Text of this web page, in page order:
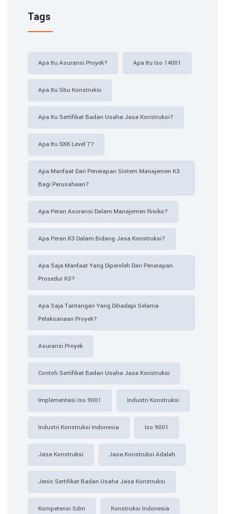
Tags
Apa Itu Asuransi Proyek? Apa Itu Iso 14001
Apa Itu Sbu Konstruksi
Apa Itu Sertifikat Badan Usaha Jasa Konstruksi?
Apa Itu SKK Level 7?
Apa Manfaat Dari Penerapan Sistem Manajemen K3
Bagi Perusahaan?
Apa Peran Asuransi Dalam Manajemen Risiko?
Apa Peran K3 Dalam Bidang Jasa Konstruksi?
Apa Saja Manfaat Yang Diperoleh Dari Penerapan
Prosedur K3?
Apa Saja Tantangan Yang Dihadapi Selama
Pelaksanaan Proyek?
Asuransi Proyek
Contoh Sertifikat Badan Usaha Jasa Konstruksi​
Implementasi Iso 9001 Industri Konstruksi
Industri Konstruksi Indonesia Iso 9001
Jasa Konstruksi Jasa Konstruksi Adalah
Jenis Sertifikat Badan Usaha Jasa Konstruksi
Kompetensi Sdm Konstruksi Indonesia